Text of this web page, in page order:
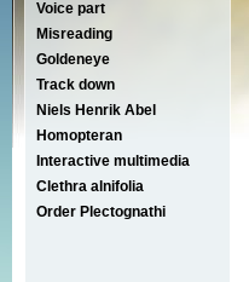
Voice part
Misreading
Goldeneye
Track down
Niels Henrik Abel
Homopteran
Interactive multimedia
Clethra alnifolia
Order Plectognathi